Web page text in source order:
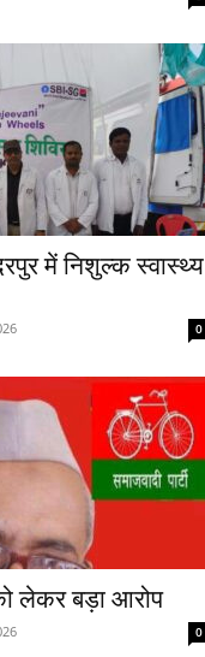
में निशुल्क स्वास्थ्य
0
लेकर बड़ा आरोप
0